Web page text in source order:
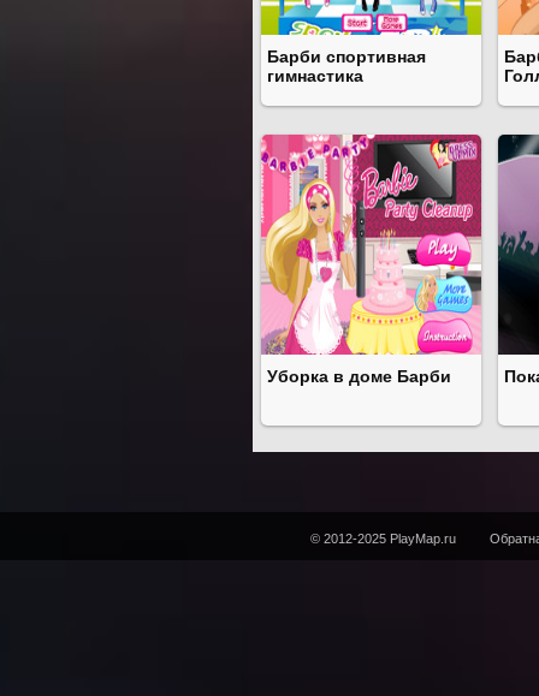
Барби спортивная
гимнастика
Уборка в доме Барби
© 2012-2025 PlayMap.ru